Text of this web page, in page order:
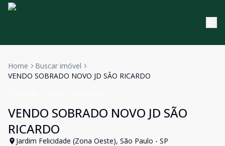
Home
Buscar imóvel
VENDO SOBRADO NOVO JD SÃO RICARDO
VENDO SOBRADO NOVO JD SÃO
RICARDO
Jardim Felicidade (Zona Oeste), São Paulo - SP